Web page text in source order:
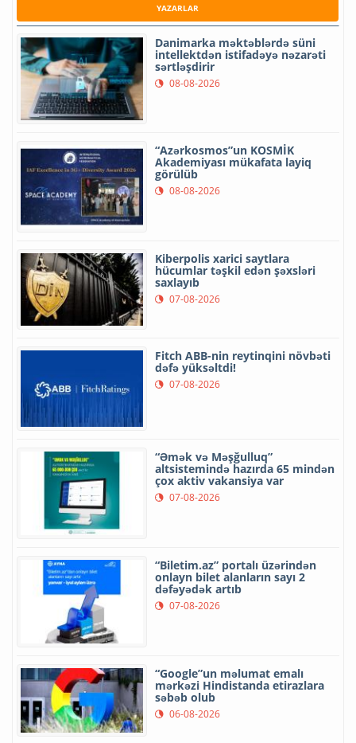
YAZARLAR
Danimarka məktəblərdə süni
intellektdən istifadəyə nəzarəti
sərtləşdirir
08-08-2026
“Azərkosmos”un KOSMİK
Akademiyası mükafata layiq
görülüb
08-08-2026
Kiberpolis xarici saytlara
hücumlar təşkil edən şəxsləri
saxlayıb
07-08-2026
Fitch ABB-nin reytinqini növbəti
dəfə yüksəltdi!
07-08-2026
“Əmək və Məşğulluq”
altsistemində hazırda 65 mindən
çox aktiv vakansiya var
07-08-2026
“Biletim.az” portalı üzərindən
onlayn bilet alanların sayı 2
dəfəyədək artıb
07-08-2026
“Google”un məlumat emalı
mərkəzi Hindistanda etirazlara
səbəb olub
06-08-2026